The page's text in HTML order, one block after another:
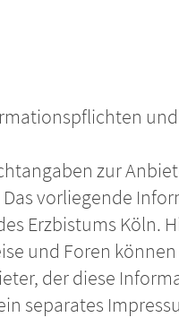
zur
vorliegende
Erzbistums Köln.
und Foren
der diese
separates